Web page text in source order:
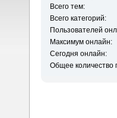
Всего тем:
Всего категорий:
Пользователей
Максимум онлайн:
Сегодня онлайн:
Общее количество